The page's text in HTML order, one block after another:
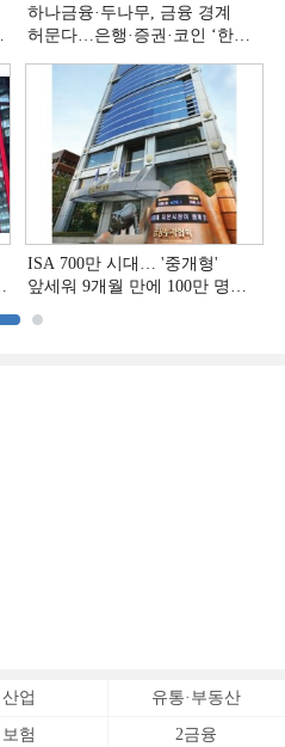
하나금융·두나무, 금융 경계
허문다…은행·증권·코인 ‘한
ISA 700만 시대… '중개형'
앞세워 9개월 만에 100만 명
산업 유통·부동산
보험 2금융